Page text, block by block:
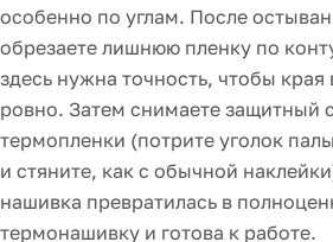
особенно по углам. После
обрезаете лишнюю пленку по
здесь нужна точность, чтобы края
ровно. Затем снимаете защитный
термопленки (потрите уголок
и стяните, как с обычной
нашивка превратилась в
термонашивку и готова к работе.